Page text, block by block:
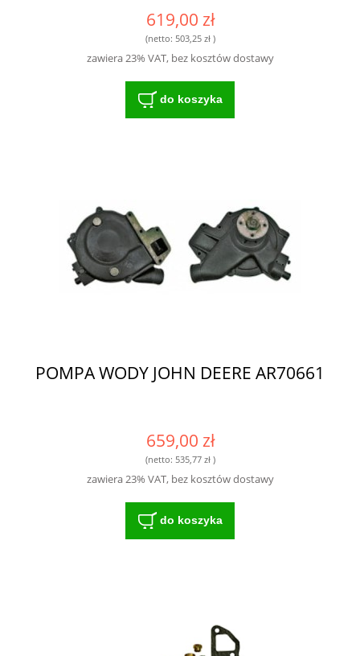
619,00 zł
(netto: 503,25 zł)
zawiera 23% VAT, bez kosztów dostawy
do koszyka
POMPA WODY JOHN DEERE AR70661
659,00 zł
(netto: 535,77 zł)
zawiera 23% VAT, bez kosztów dostawy
do koszyka